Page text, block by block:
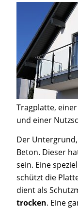
Tragplatte,
und einer
Der
Beton. Dieser
sein. Eine
schützt die
dient als
trocken. Eine